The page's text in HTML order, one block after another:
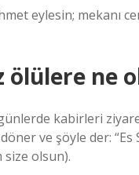
eylesin; mekanı
ölülere ne
kabirleri
ve şöyle der:
size olsun).